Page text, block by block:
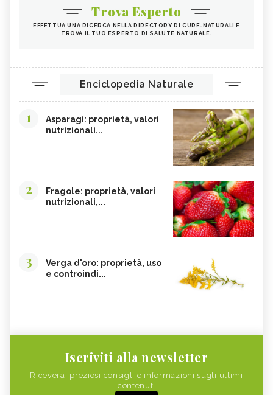
Trova Esperto
EFFETTUA UNA RICERCA NELLA DIRECTORY DI CURE-NATURALI E
TROVA IL TUO ESPERTO DI SALUTE NATURALE.
Enciclopedia Naturale
1
Asparagi: proprietà, valori
nutrizionali...
2
Fragole: proprietà, valori
nutrizionali,...
3
Verga d'oro: proprietà, uso
e controindi...
Iscriviti alla newsletter
Riceverai preziosi consigli e informazioni sugli ultimi
contenuti